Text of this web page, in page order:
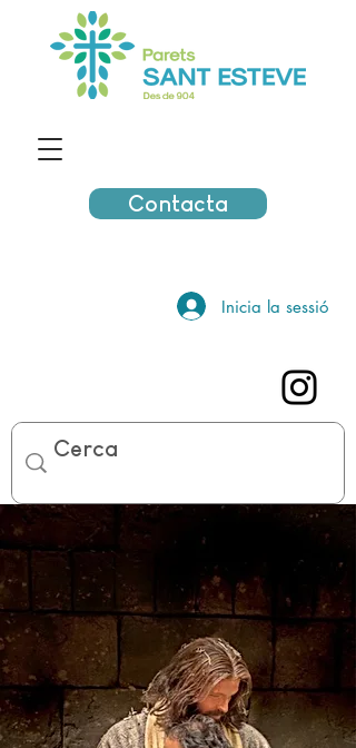
Inicia la sessió
Contacta